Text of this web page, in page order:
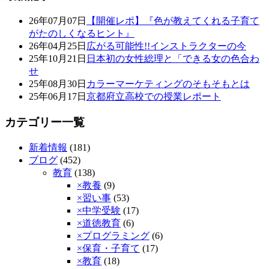
26年07月07日
【開催レポ】『色が教えてくれる子育て
がたのしくなるヒント』
26年04月25日 広がる可能性!!インストラクターの今
25年10月21日 日本初の女性総理と「できる女の色合わ
せ
25年08月30日 カラーマーケティングのそもそもとは
25年06月17日 京都府立高校での授業レポート
カテゴリー一覧
新着情報 (181)
ブログ (452)
教育 (138)
×教養 (9)
×習い事 (53)
×中学受験 (17)
×道徳教育 (6)
×プログラミング (6)
×保育・子育て (17)
×教育 (18)